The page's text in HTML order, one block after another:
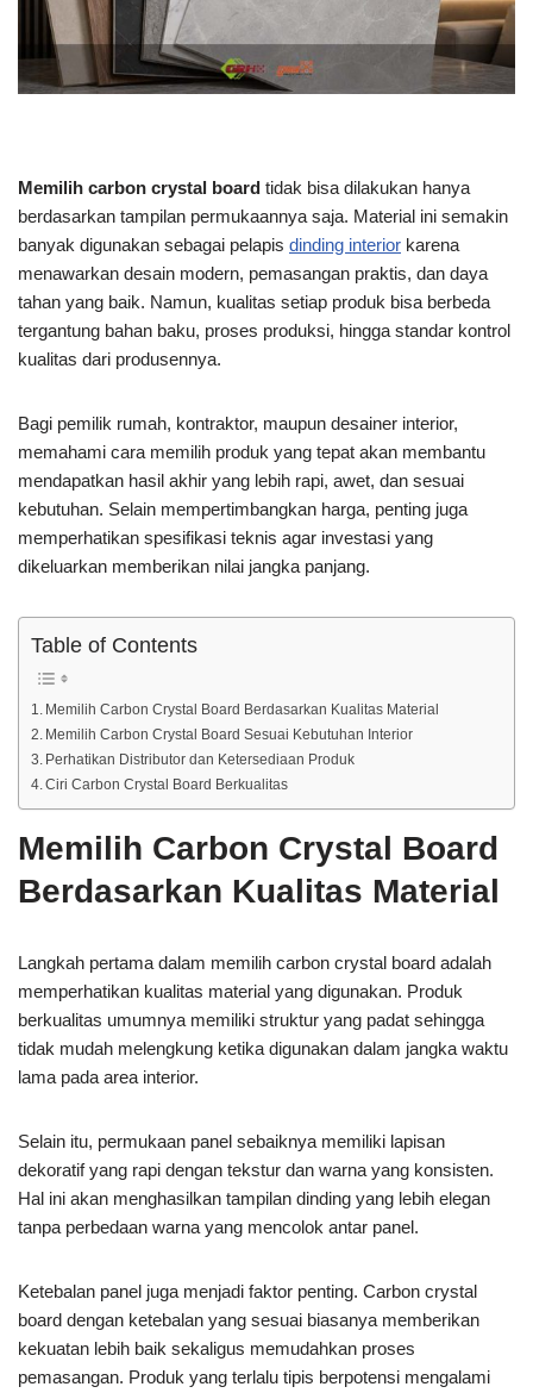
Memilih carbon crystal board tidak bisa dilakukan hanya
berdasarkan tampilan permukaannya saja. Material ini semakin
banyak digunakan sebagai pelapis dinding interior karena
menawarkan desain modern, pemasangan praktis, dan daya
tahan yang baik. Namun, kualitas setiap produk bisa berbeda
tergantung bahan baku, proses produksi, hingga standar kontrol
kualitas dari produsennya.
Bagi pemilik rumah, kontraktor, maupun desainer interior,
memahami cara memilih produk yang tepat akan membantu
mendapatkan hasil akhir yang lebih rapi, awet, dan sesuai
kebutuhan. Selain mempertimbangkan harga, penting juga
memperhatikan spesifikasi teknis agar investasi yang
dikeluarkan memberikan nilai jangka panjang.
Table of Contents
Memilih Carbon Crystal Board Berdasarkan Kualitas Material
Memilih Carbon Crystal Board Sesuai Kebutuhan Interior
Perhatikan Distributor dan Ketersediaan Produk
Ciri Carbon Crystal Board Berkualitas
Memilih Carbon Crystal Board
Berdasarkan Kualitas Material
Langkah pertama dalam memilih carbon crystal board adalah
memperhatikan kualitas material yang digunakan. Produk
berkualitas umumnya memiliki struktur yang padat sehingga
tidak mudah melengkung ketika digunakan dalam jangka waktu
lama pada area interior.
Selain itu, permukaan panel sebaiknya memiliki lapisan
dekoratif yang rapi dengan tekstur dan warna yang konsisten.
Hal ini akan menghasilkan tampilan dinding yang lebih elegan
tanpa perbedaan warna yang mencolok antar panel.
Ketebalan panel juga menjadi faktor penting. Carbon crystal
board dengan ketebalan yang sesuai biasanya memberikan
kekuatan lebih baik sekaligus memudahkan proses
pemasangan. Produk yang terlalu tipis berpotensi mengalami